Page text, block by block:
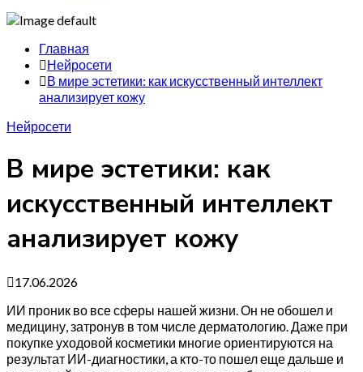
Главная
Нейросети
В мире эстетики: как искусственный интеллект
анализирует кожу
Нейросети
В мире эстетики: как
искусственный интеллект
анализирует кожу
17.06.2026
ИИ проник во все сферы нашей жизни. Он не обошел и
медицину, затронув в том числе дерматологию. Даже при
покупке уходовой косметики многие ориентируются на
результат ИИ-диагностики, а кто-то пошел еще дальше и